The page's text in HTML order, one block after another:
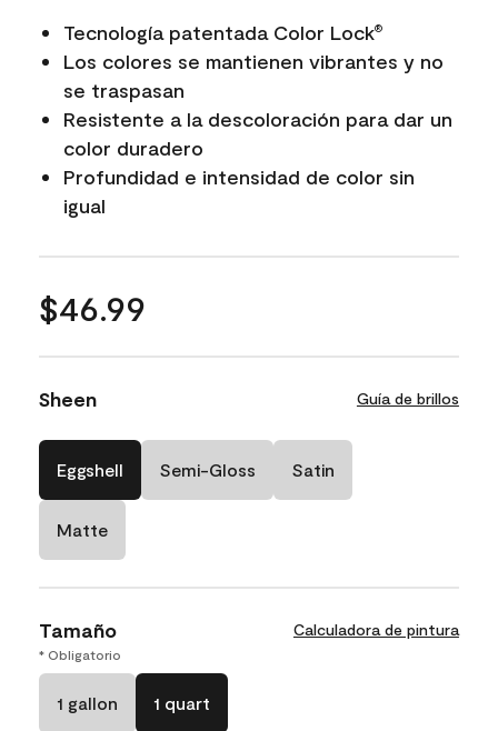
Tecnología patentada Color Lock®
Los colores se mantienen vibrantes y no
se traspasan
Resistente a la descoloración para dar un
color duradero
Profundidad e intensidad de color sin
igual
$46.99
Sheen Guía de brillos
Eggshell Semi-Gloss Satin
Matte
Tamaño Calculadora de pintura
* Obligatorio
1 gallon 1 quart